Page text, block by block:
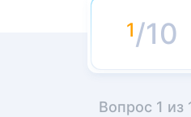
/10
Вопрос 1 из